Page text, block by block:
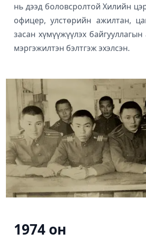
нь дээд боловсролтой Хилийн
офицер, улстөрийн ажилтан,
засан хүмүүжүүлэх
мэргэжилтэн бэлтгэж эхэлсэн.
1974 он